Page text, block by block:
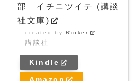
部 イチニツイテ (講談
社文庫)
created byRinker
講談社
Kindle